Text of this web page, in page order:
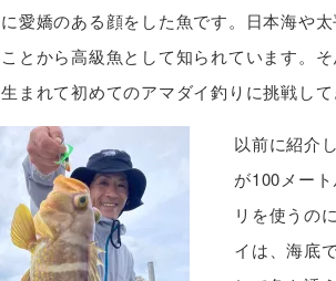
愛嬌のある顔をした魚です。日本海や
とから高級魚として知られています。
まれて初めてのアマダイ釣りに挑戦して
以前に紹介
が100メー
リを使うの
イは、海底